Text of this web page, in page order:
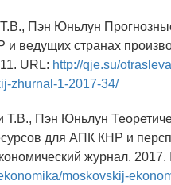
Пэн Юньлун
и ведущих странах
URL: http://qje.su/
zhurnal-1-2017-34/
Т.В., Пэн Юньлун
для АПК КНР и
журнал.
moskovskij-